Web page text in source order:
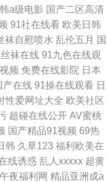
a级电影 国产二区高清
91社在线看 欧美日韩
袜自慰喷水 乱伦五月 国
袜在线 91九色在线观
频 免费在线影院 日本
产在线 91操在线观看 日
性爱网址大全 欧美社区
超碰在线公开 AV蜜桃
国产精品91视频 69热
韩 久草123 福利欧美在
线诱惑 乱人xxxxx 超黄
夜福利网 精品亚洲成a